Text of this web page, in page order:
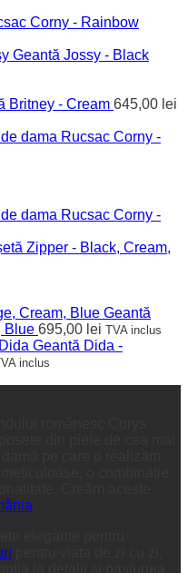
Corny - Rainbow
Geantă Jossy - Black
Britney - Cream 645,00 lei
Rucsac Corny -
Rucsac Corny -
Zipper - Black, Cream,
Geantă
Blue 695,00 lei TVA inclus
Geantă Dida -
inclus